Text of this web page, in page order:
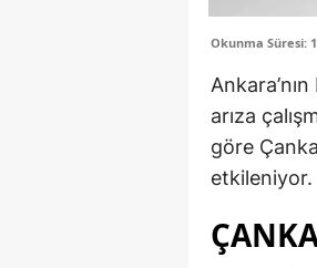
Okunma Süresi:
arıza
göre